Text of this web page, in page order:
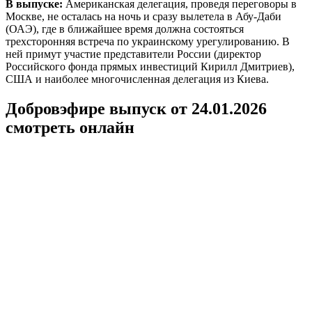
В выпуске: Американская делегация, проведя переговоры в
Москве, не осталась на ночь и сразу вылетела в Абу-Даби
(ОАЭ), где в ближайшее время должна состояться
трехсторонняя встреча по украинскому урегулированию. В
ней примут участие представители России (директор
Российского фонда прямых инвестиций Кирилл Дмитриев),
США и наиболее многочисленная делегация из Киева.
Добровэфире выпуск от 24.01.2026
смотреть онлайн